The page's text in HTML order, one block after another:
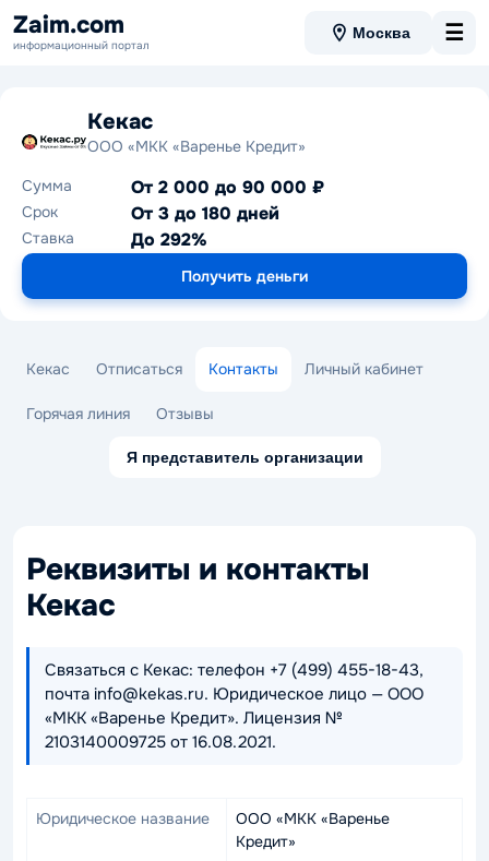
Zaim.com
информационный портал
Москва ☰
Кекас
ООО «МКК «Варенье Кредит»
Сумма
От 2 000 до 90 000 ₽
Срок От 3 до 180 дней
Ставка До 292%
Получить деньги
Кекас Отписаться Контакты Личный кабинет
Горячая линия Отзывы
Я представитель организации
Реквизиты и контакты
Кекас
Связаться с Кекас: телефон +7 (499) 455-18-43,
почта info@kekas.ru. Юридическое лицо — ООО
«МКК «Варенье Кредит». Лицензия №
2103140009725 от 16.08.2021.
Юридическое название
ООО «МКК «Варенье
Кредит»